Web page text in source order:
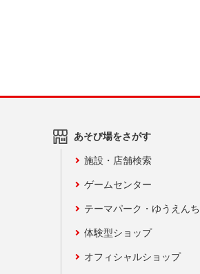
あそび場をさがす
施設・店舗検索
ゲームセンター
テーマパーク・ゆうえんち
体験型ショップ
オフィシャルショップ